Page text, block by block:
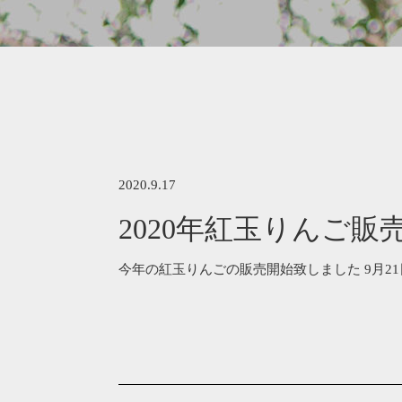
2020.9.17
2020年紅玉りんご販
今年の紅玉りんごの販売開始致しました 9月